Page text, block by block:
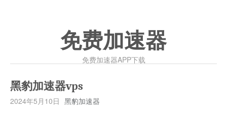
免费加速器
免费加速器APP下载
黑豹加速器vps
2024年5月10日 黑豹加速器